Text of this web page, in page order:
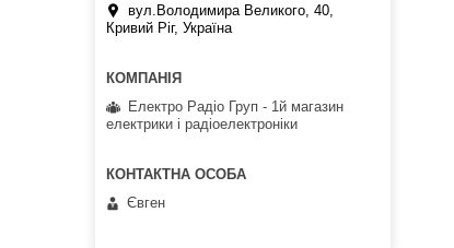
вул.Володимира Великого, 40,
Кривий Ріг, Україна
Електро Радіо Груп - 1й магазин
електрики і радіоелектроніки
Євген